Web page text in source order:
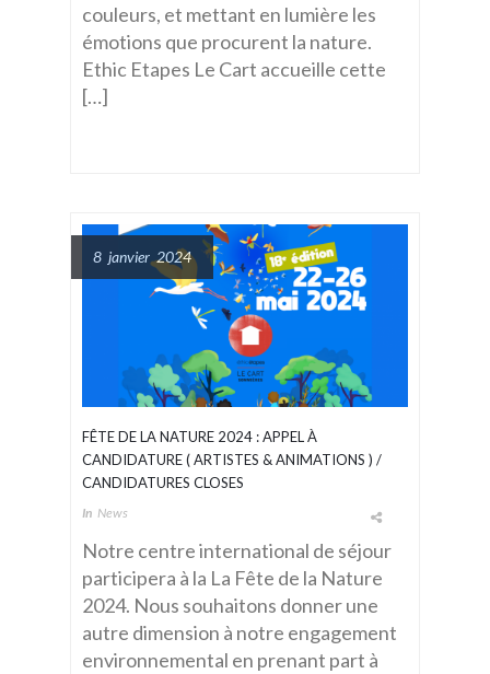
couleurs, et mettant en lumière les
émotions que procurent la nature.
Ethic Etapes Le Cart accueille cette
[…]
8 janvier 2024
FÊTE DE LA NATURE 2024 : APPEL À
CANDIDATURE ( ARTISTES & ANIMATIONS ) /
CANDIDATURES CLOSES
In News
Notre centre international de séjour
participera à la La Fête de la Nature
2024. Nous souhaitons donner une
autre dimension à notre engagement
environnemental en prenant part à